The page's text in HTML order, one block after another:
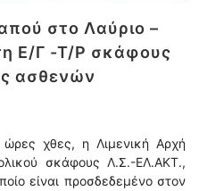
στο Λαύριο –
Ε/Γ -Τ/Ρ σκάφους
ασθενών
ώρες χθες, η Λιμενική Αρχή
σκάφους Λ.Σ.-ΕΛ.ΑΚΤ.,
είναι προσδεδεμένο στον